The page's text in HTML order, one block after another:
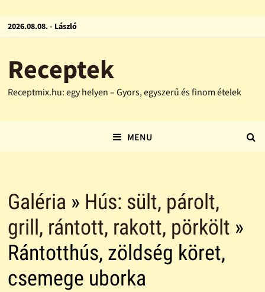
2026.08.08. - László
Receptek
Receptmix.hu: egy helyen – Gyors, egyszerű és finom ételek
MENU
Galéria » Hús: sült, párolt,
grill, rántott, rakott, pörkölt »
Rántotthús, zöldség köret,
csemege uborka